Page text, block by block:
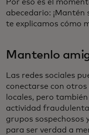
Por eso es el
abecedario: ¡Mantén
te explicamos cómo
Mantenlo
Las redes sociales
conectarse con
locales, pero
actividad
grupos sospechosos
para ser verdad a